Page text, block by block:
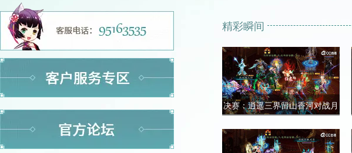
精彩瞬间
决赛：逍遥三界留山香河对战月
光深处安菩提
精彩瞬间
【总决赛】洋小洋VS苍岚逸风②